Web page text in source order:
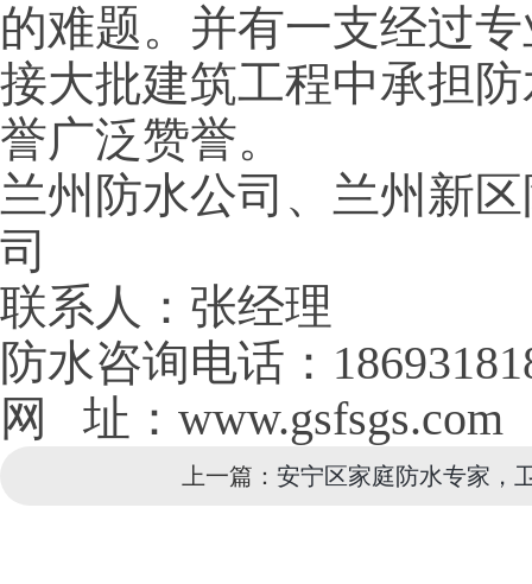
的难题。并有一支经过
接大批建筑工程中承担
誉广泛赞誉。
兰州防水公司、兰州新
司
联系人：张经理
防水咨询电话：
网 址：www.gsfsgs.com
上一篇： 安宁区家庭防水专家，